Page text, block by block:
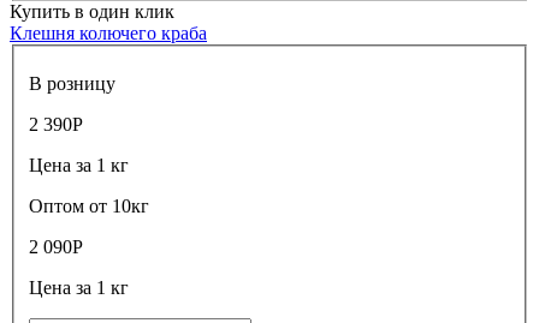
Купить в один клик
Клешня колючего краба
В розницу
2 390Р
Цена за 1 кг
Оптом от 10кг
2 090Р
Цена за 1 кг